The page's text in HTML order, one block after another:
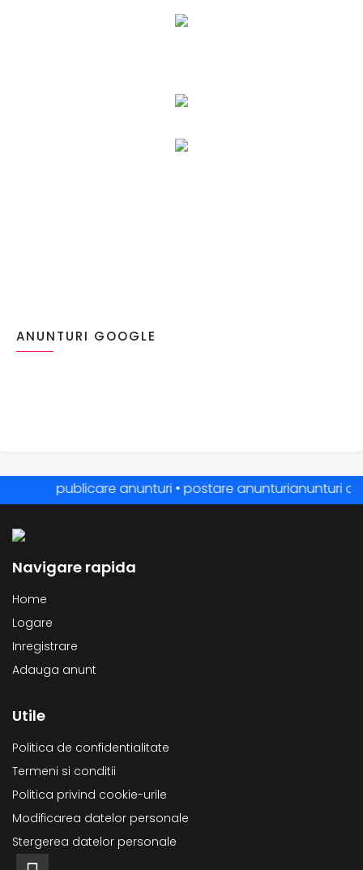
ANUNTURI GOOGLE
publicare anunturi • postare anunturianunturi
Navigare rapida
Home
Logare
Inregistrare
Adauga anunt
Utile
Politica de confidentialitate
Termeni si conditii
Politica privind cookie-urile
Modificarea datelor personale
Stergerea datelor personale